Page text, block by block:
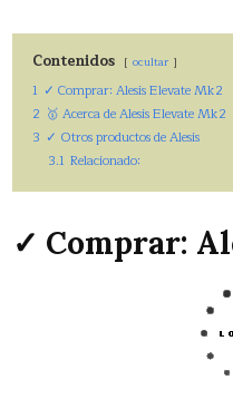
Contenidos ocultar
1 ✓ Comprar: Alesis Elevate Mk2
2 🥇 Acerca de Alesis Elevate Mk2
3 ✓ Otros productos de Alesis
3.1 Relacionado:
✓ Comprar: